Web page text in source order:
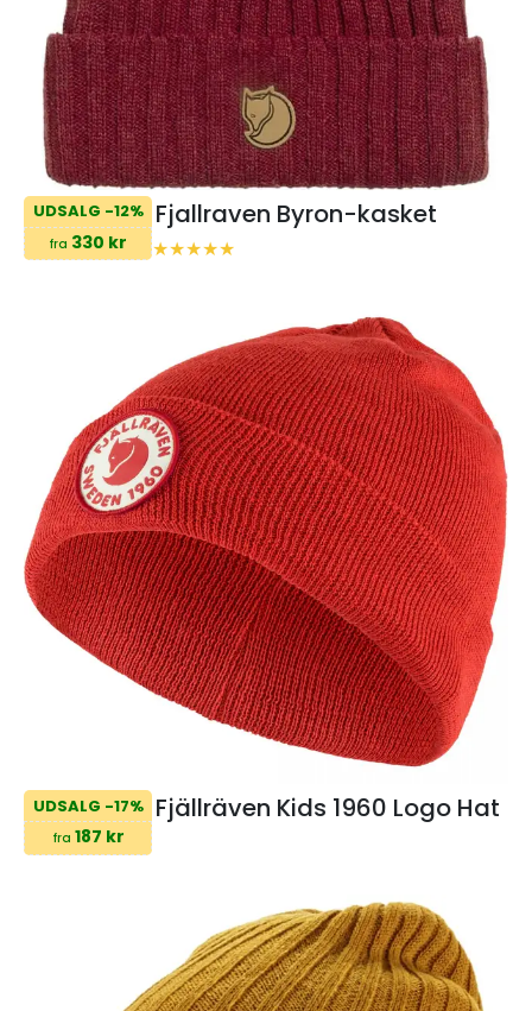
UDSALG -12%
fra 330 kr
Fjallraven Byron-kasket
UDSALG -17%
fra 187 kr
Fjällräven Kids 1960 Logo Hat